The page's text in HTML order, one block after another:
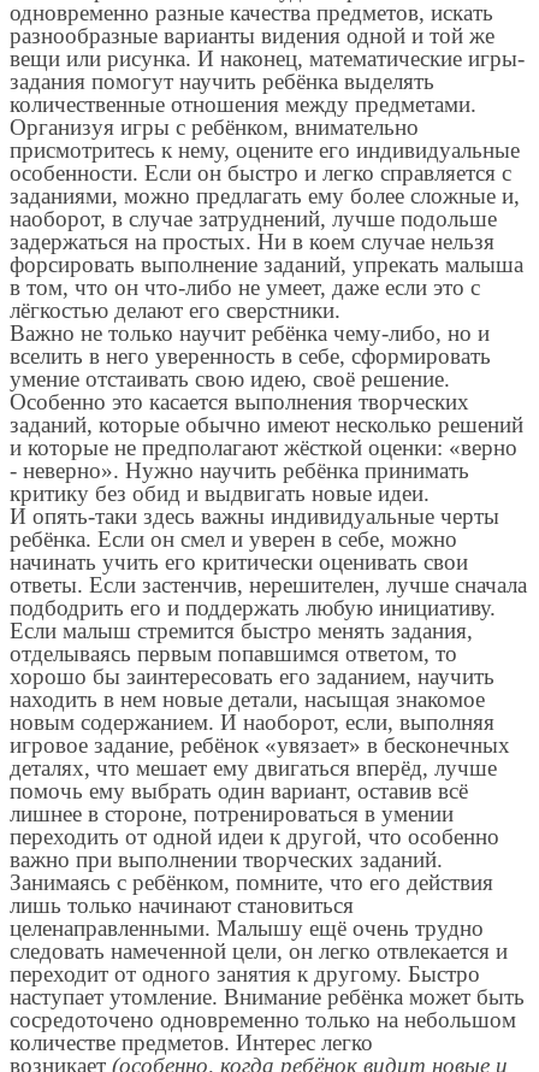
одновременно разные качества предметов, искать
разнообразные варианты видения одной и той же
вещи или рисунка. И наконец, математические игры-
задания помогут научить ребёнка выделять
количественные отношения между предметами.
Организуя игры с ребёнком, внимательно
присмотритесь к нему, оцените его индивидуальные
особенности. Если он быстро и легко справляется с
заданиями, можно предлагать ему более сложные и,
наоборот, в случае затруднений, лучше подольше
задержаться на простых. Ни в коем случае нельзя
форсировать выполнение заданий, упрекать малыша
в том, что он что-либо не умеет, даже если это с
лёгкостью делают его сверстники.
Важно не только научит ребёнка чему-либо, но и
вселить в него уверенность в себе, сформировать
умение отстаивать свою идею, своё решение.
Особенно это касается выполнения творческих
заданий, которые обычно имеют несколько решений
и которые не предполагают жёсткой оценки: «верно
- неверно». Нужно научить ребёнка принимать
критику без обид и выдвигать новые идеи.
И опять-таки здесь важны индивидуальные черты
ребёнка. Если он смел и уверен в себе, можно
начинать учить его критически оценивать свои
ответы. Если застенчив, нерешителен, лучше сначала
подбодрить его и поддержать любую инициативу.
Если малыш стремится быстро менять задания,
отделываясь первым попавшимся ответом, то
хорошо бы заинтересовать его заданием, научить
находить в нем новые детали, насыщая знакомое
новым содержанием. И наоборот, если, выполняя
игровое задание, ребёнок «увязает» в бесконечных
деталях, что мешает ему двигаться вперёд, лучше
помочь ему выбрать один вариант, оставив всё
лишнее в стороне, потренироваться в умении
переходить от одной идеи к другой, что особенно
важно при выполнении творческих заданий.
Занимаясь с ребёнком, помните, что его действия
лишь только начинают становиться
целенаправленными. Малышу ещё очень трудно
следовать намеченной цели, он легко отвлекается и
переходит от одного занятия к другому. Быстро
наступает утомление. Внимание ребёнка может быть
сосредоточено одновременно только на небольшом
количестве предметов. Интерес легко
возникает (особенно, когда ребёнок видит новые и